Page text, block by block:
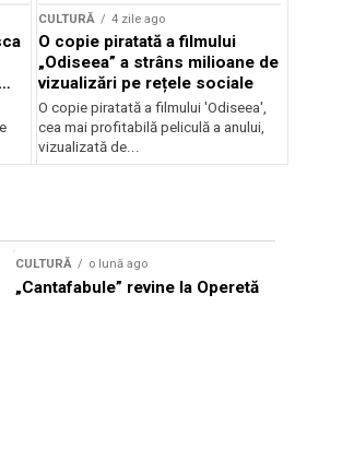
CULTURĂ 4 zile ago
O copie piratată a filmului
„Odiseea” a strâns milioane de
vizualizări pe rețele sociale
O copie piratată a filmului 'Odiseea',
cea mai profitabilă peliculă a anului,
vizualizată de...
CULTURĂ o lună ago
„Cantafabule” revine la Operetă